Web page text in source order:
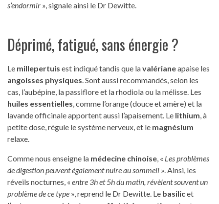
s’endormir », signale ainsi le Dr Dewitte.
Déprimé, fatigué, sans énergie ?
Le millepertuis est indiqué tandis que lavalérianeapaise les
angoisses physiques. Sont aussi recommandés, selon les
cas, l’aubépine, la passiflore et la rhodiola ou la mélisse. Les
huiles essentielles, comme l’orange (douce et amère) et la
lavande officinale apportent aussi l’apaisement. Le lithium, à
petite dose, régule le système nerveux, et le magnésium
relaxe.
Comme nous enseigne la médecine chinoise, « Les problèmes
de digestion peuvent également nuire au sommeil ». Ainsi, les
réveils nocturnes, « entre 3h et 5h du matin, révèlent souvent un
problème de ce type », reprend le Dr Dewitte. Le basilicet